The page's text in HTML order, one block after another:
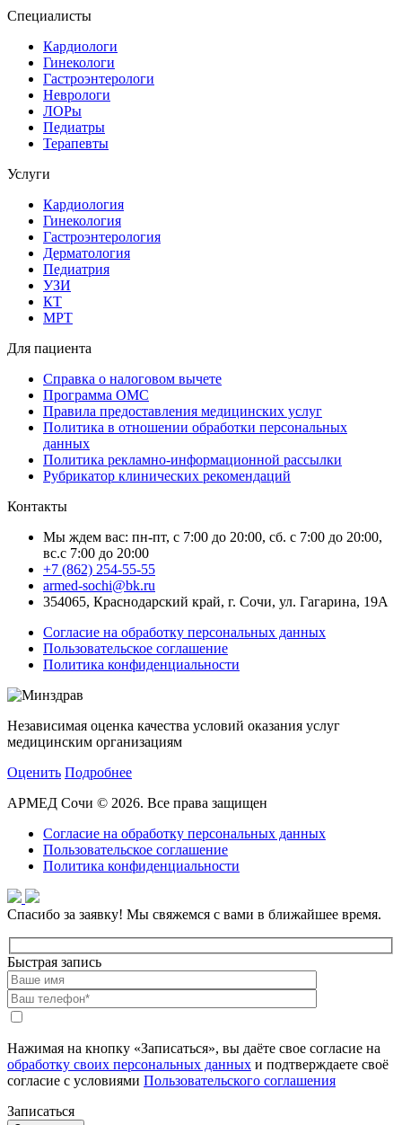
Специалисты
Кардиологи
Гинекологи
Гастроэнтерологи
Неврологи
ЛОРы
Педиатры
Терапевты
Услуги
Кардиология
Гинекология
Гастроэнтерология
Дерматология
Педиатрия
УЗИ
КТ
МРТ
Для пациента
Справка о налоговом вычете
Программа ОМС
Правила предоставления медицинских услуг
Политика в отношении обработки персональных
данных
Политика рекламно-информационной рассылки
Рубрикатор клинических рекомендаций
Контакты
Мы ждем вас: пн-пт, с 7:00 до 20:00, сб. с 7:00 до 20:00,
вс.с 7:00 до 20:00
+7 (862) 254-55-55
armed-sochi@bk.ru
354065, Краснодарский край, г. Сочи, ул. Гагарина, 19А
Согласие на обработку персональных данных
Пользовательское соглашение
Политика конфиденциальности
Независимая оценка качества условий оказания услуг
медицинским организациям
Оценить Подробнее
АРМЕД Сочи © 2026. Все права защищен
Согласие на обработку персональных данных
Пользовательское соглашение
Политика конфиденциальности
Спасибо за заявку! Мы свяжемся с вами в ближайшее время.
Быстрая запись
Нажимая на кнопку «Записаться», вы даёте свое согласие на
обработку своих персональных данных и подтверждаете своё
согласие с условиями Пользовательского соглашения
Записаться